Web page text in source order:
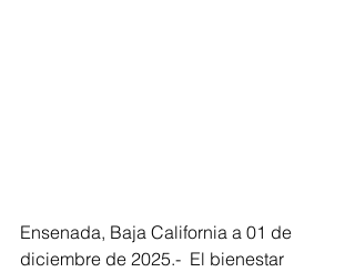
Ensenada, Baja California a 01 de
diciembre de 2025.-  El bienestar